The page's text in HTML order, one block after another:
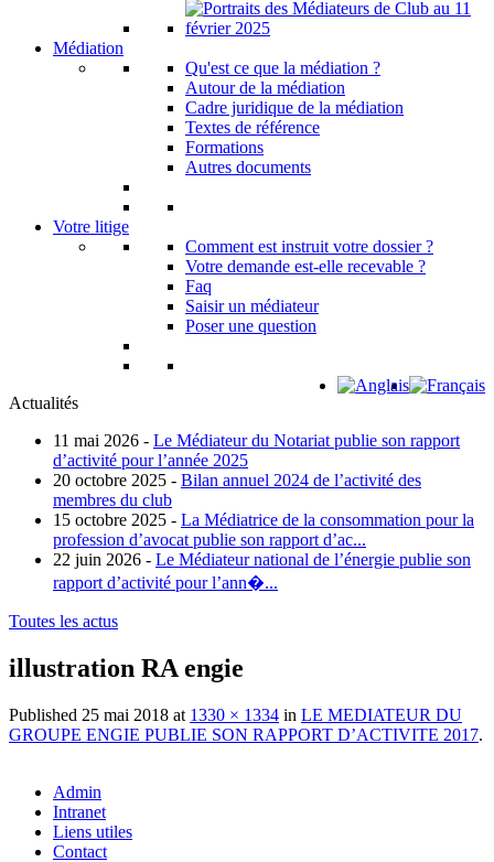
Médiation
Qu'est ce que la médiation ?
Autour de la médiation
Cadre juridique de la médiation
Textes de référence
Formations
Autres documents
Votre litige
Comment est instruit votre dossier ?
Votre demande est-elle recevable ?
Faq
Saisir un médiateur
Poser une question
Actualités
11 mai 2026 - Le Médiateur du Notariat publie son rapport
d’activité pour l’année 2025
20 octobre 2025 - Bilan annuel 2024 de l’activité des
membres du club
15 octobre 2025 - La Médiatrice de la consommation pour la
profession d’avocat publie son rapport d’ac...
22 juin 2026 - Le Médiateur national de l’énergie publie son
rapport d’activité pour l’ann�...
Toutes les actus
illustration RA engie
Published 25 mai 2018 at 1330 × 1334 in LE MEDIATEUR DU
GROUPE ENGIE PUBLIE SON RAPPORT D’ACTIVITE 2017.
Admin
Intranet
Liens utiles
Contact